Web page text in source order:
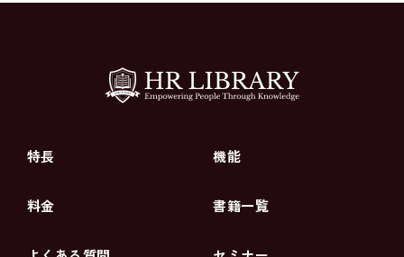
特長 機能
料金 書籍一覧